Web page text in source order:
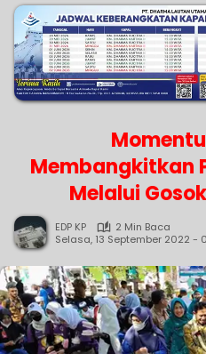
Membangkitkan
Melalui
EDP KP
2 Min Baca
Selasa, 13 September 2022 -